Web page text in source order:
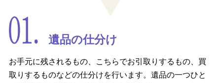
遺品の仕分け
お手元に残されるもの、こちらでお引取りするもの、買
取りするものなどの仕分けを行います。遺品の一つひと